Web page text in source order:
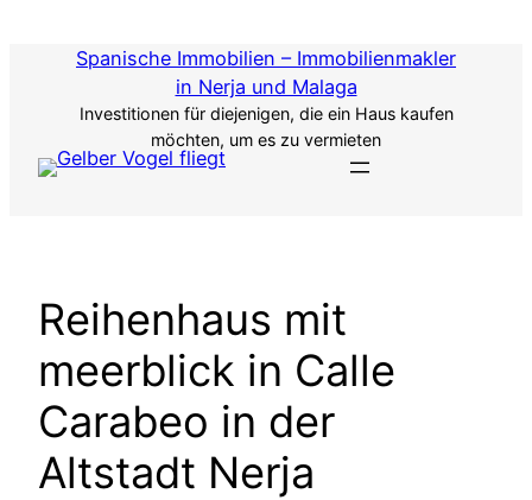
Spanische Immobilien – Immobilienmakler
in Nerja und Malaga
Investitionen für diejenigen, die ein Haus kaufen
möchten, um es zu vermieten
Reihenhaus mit
meerblick in Calle
Carabeo in der
Altstadt Nerja